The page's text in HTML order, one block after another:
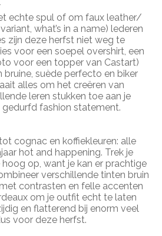
echte spul of om faux leather/
what’s in a name) lederen
zijn deze herfst niet weg te
voor een soepel overshirt, een
voor een topper van Castart)
suède perfecto en biker
alles om het creëren van
leren stukken toe aan je
fashion statement.
cognac en koffiekleuren: alle
hot and happening. Trek je
op, want je kan er prachtige
verschillende tinten bruin
contrasten en felle accenten
om je outfit echt te laten
en flatterend bij enorm veel
voor deze herfst.